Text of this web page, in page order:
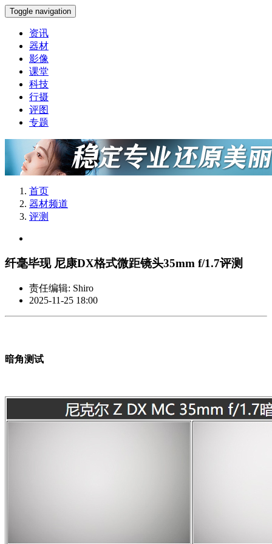
Toggle navigation
资讯
器材
影像
课堂
科技
行摄
评图
专题
首页
器材频道
评测
纤毫毕现 尼康DX格式微距镜头35mm f/1.7评测
责任编辑: Shiro
2025-11-25 18:00
暗角测试